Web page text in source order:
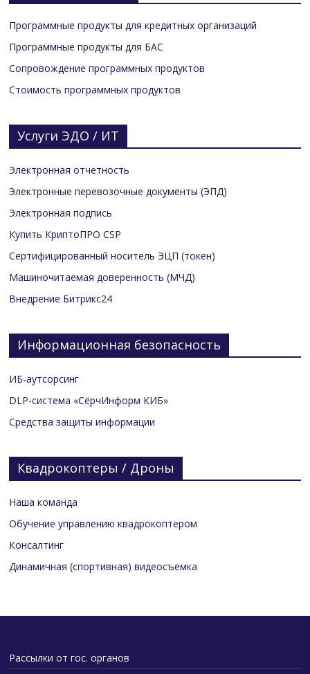
Программные продукты для кредитных организаций
Программные продукты для БАС
Сопровождение программных продуктов
Стоимость программных продуктов
Услуги ЭДО / ИТ
Электронная отчетность
Электронные перевозочные документы (ЭПД)
Электронная подпись
Купить КриптоПРО CSP
Сертифицированный носитель ЭЦП (токен)
Машиночитаемая доверенность (МЧД)
Внедрение Битрикс24
Информационная безопасность
ИБ-аутсорсинг
DLP-система «СёрчИнформ КИБ»
Средства защиты информации
Квадрокоптеры / Дроны
Наша команда
Обучение управлению квадрокоптером
Консалтинг
Динамичная (спортивная) видеосъемка
Рассылки от гос. органов